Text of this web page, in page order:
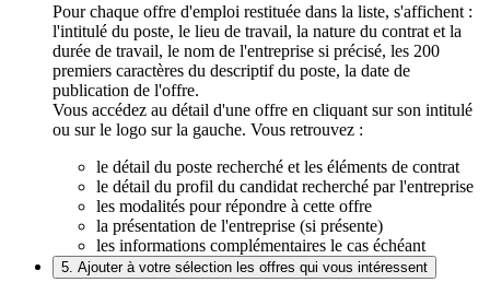
Pour chaque offre d'emploi restituée dans la liste, s'affichent :
l'intitulé du poste, le lieu de travail, la nature du contrat et la
durée de travail, le nom de l'entreprise si précisé, les 200
premiers caractères du descriptif du poste, la date de
publication de l'offre.
Vous accédez au détail d'une offre en cliquant sur son intitulé
ou sur le logo sur la gauche. Vous retrouvez :
le détail du poste recherché et les éléments de contrat
le détail du profil du candidat recherché par l'entreprise
les modalités pour répondre à cette offre
la présentation de l'entreprise (si présente)
les informations complémentaires le cas échéant
5. Ajouter à votre sélection les offres qui vous intéressent